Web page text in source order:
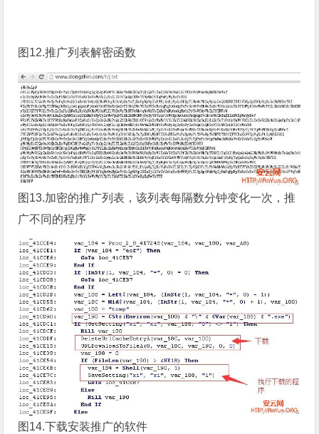
图12.推广列表解密函数
图13.加密的推广列表，该列表每隔数分钟变化一次，推
广不同的程序
图14.下载安装推广的软件